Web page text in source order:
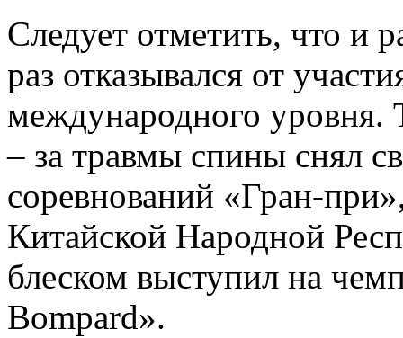
Следует отметить, что и
раз отказывался от
международного уровня.
– за травмы спины снял
соревнований «Гран-
Китайской Народной
блеском выступил на
Bompard».